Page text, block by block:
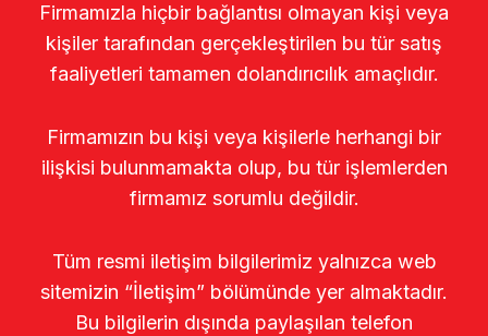
Firmamızla hiçbir bağlantısı olmayan kişi veya
kişiler tarafından gerçekleştirilen bu tür satış
faaliyetleri tamamen dolandırıcılık amaçlıdır.
Firmamızın bu kişi veya kişilerle herhangi bir
ilişkisi bulunmamakta olup, bu tür işlemlerden
firmamız sorumlu değildir.
Tüm resmi iletişim bilgilerimiz yalnızca web
sitemizin “İletişim” bölümünde yer almaktadır.
Bu bilgilerin dışında paylaşılan telefon